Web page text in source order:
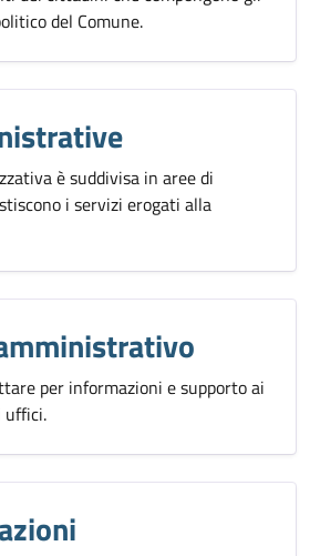
del Comune.
è suddivisa in aree di
i servizi erogati alla
per informazioni e supporto ai
uffici.